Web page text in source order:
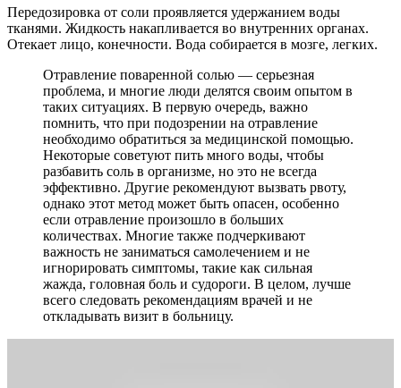
Передозировка от соли проявляется удержанием воды
тканями. Жидкость накапливается во внутренних органах.
Отекает лицо, конечности. Вода собирается в мозге, легких.
Отравление поваренной солью — серьезная
проблема, и многие люди делятся своим опытом в
таких ситуациях. В первую очередь, важно
помнить, что при подозрении на отравление
необходимо обратиться за медицинской помощью.
Некоторые советуют пить много воды, чтобы
разбавить соль в организме, но это не всегда
эффективно. Другие рекомендуют вызвать рвоту,
однако этот метод может быть опасен, особенно
если отравление произошло в больших
количествах. Многие также подчеркивают
важность не заниматься самолечением и не
игнорировать симптомы, такие как сильная
жажда, головная боль и судороги. В целом, лучше
всего следовать рекомендациям врачей и не
откладывать визит в больницу.